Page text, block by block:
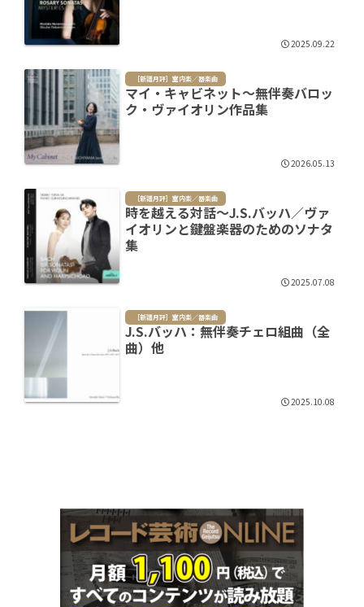
2025.09.22
［新譜月評］室内楽／器楽曲
マイ・キャビネット～無伴奏バロッ
ク・ヴァイオリン作品集
2026.05.13
［新譜月評］室内楽／器楽曲
時を越える対話～J.S.バッハ／ヴァ
イオリンと鍵盤楽器のためのソナタ
集
2025.07.08
［新譜月評］室内楽／器楽曲
J.S.バッハ：無伴奏チェロ組曲（全
曲）他
2025.10.08